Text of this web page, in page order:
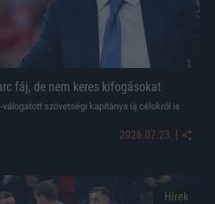
fáj, de nem keres kifogásokat
válogatott szövetségi kapitánya új célokról is
2026.07.23. |
Hírek